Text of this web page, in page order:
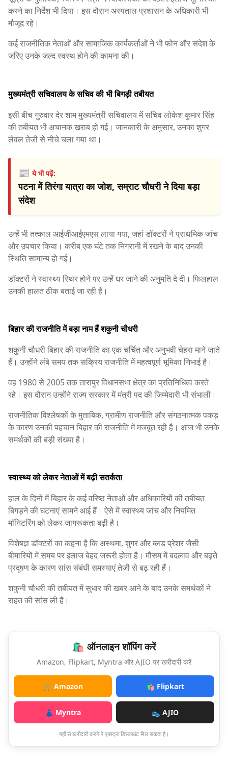
करने का निर्देश भी दिया। इस दौरान अस्पताल प्रशासन के अधिकारी भी
मौजूद रहे।
कई राजनीतिक नेताओं और सामाजिक कार्यकर्ताओं ने भी फोन और संदेश के
जरिए उनके जल्द स्वस्थ होने की कामना की।
मुख्यमंत्री सचिवालय के सचिव की भी बिगड़ी तबीयत
इसी बीच गुरुवार देर शाम मुख्यमंत्री सचिवालय में सचिव लोकेश कुमार सिंह
की तबीयत भी अचानक खराब हो गई। जानकारी के अनुसार, उनका शुगर
लेवल तेजी से नीचे चला गया था।
📰ये भी पढ़ें:
पटना में तिरंगा यात्रा का जोश, सम्राट चौधरी ने दिया बड़ा
संदेश
उन्हें भी तत्काल आईजीआईएमएस लाया गया, जहां डॉक्टरों ने प्राथमिक जांच
और उपचार किया। करीब एक घंटे तक निगरानी में रखने के बाद उनकी
स्थिति सामान्य हो गई।
डॉक्टरों ने स्वास्थ्य स्थिर होने पर उन्हें घर जाने की अनुमति दे दी। फिलहाल
उनकी हालत ठीक बताई जा रही है।
बिहार की राजनीति में बड़ा नाम हैं शकुनी चौधरी
शकुनी चौधरी बिहार की राजनीति का एक चर्चित और अनुभवी चेहरा माने जाते
हैं। उन्होंने लंबे समय तक सक्रिय राजनीति में महत्वपूर्ण भूमिका निभाई है।
वह 1980 से 2005 तक तारापुर विधानसभा क्षेत्र का प्रतिनिधित्व करते
रहे। इस दौरान उन्होंने राज्य सरकार में मंत्री पद की जिम्मेदारी भी संभाली।
राजनीतिक विश्लेषकों के मुताबिक, ग्रामीण राजनीति और संगठनात्मक पकड़
के कारण उनकी पहचान बिहार की राजनीति में मजबूत रही है। आज भी उनके
समर्थकों की बड़ी संख्या है।
स्वास्थ्य को लेकर नेताओं में बढ़ी सतर्कता
हाल के दिनों में बिहार के कई वरिष्ठ नेताओं और अधिकारियों की तबीयत
बिगड़ने की घटनाएं सामने आई हैं। ऐसे में स्वास्थ्य जांच और नियमित
मॉनिटरिंग को लेकर जागरूकता बढ़ी है।
विशेषज्ञ डॉक्टरों का कहना है कि अस्थमा, शुगर और ब्लड प्रेशर जैसी
बीमारियों में समय पर इलाज बेहद जरूरी होता है। मौसम में बदलाव और बढ़ते
प्रदूषण के कारण सांस संबंधी समस्याएं तेजी से बढ़ रही हैं।
शकुनी चौधरी की तबीयत में सुधार की खबर आने के बाद उनके समर्थकों ने
राहत की सांस ली है।
🛍️ ऑनलाइन शॉपिंग करें
Amazon, Flipkart, Myntra और AJIO पर खरीदारी करें
🛒 Amazon 🛍️ Flipkart
👗 Myntra 👟 AJIO
यहाँ से खरीदारी करने पे एक्स्ट्रा डिस्काउंट मिल सकता है।